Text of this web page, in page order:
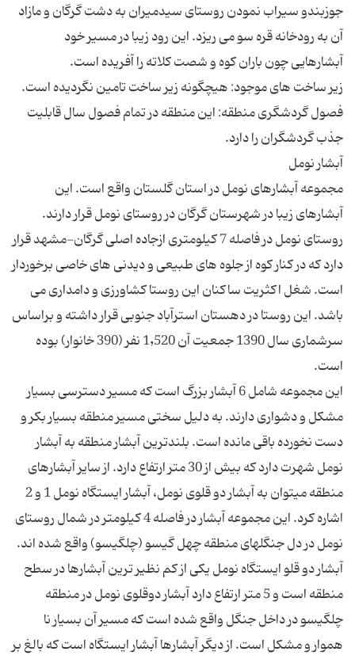
جوزبندو سیراب نمودن روستای سیدمیران به دشت گرگان و مازاد
آن به رودخانه قره سو می ریزد. این رود زیبا در مسیر خود
فصول گردشگری منطقه: این منطقه در تمام فصول سال قابلیت
مجموعه آبشارهای نومل در استان گلستان واقع است. این
آبشارهای زیبا در شهرستان گرگان در روستای نومل قرار دارند.
روستای نومل در فاصله 7 كیلومتری ازجاده اصلی گرگان-مشهد قرار
دارد كه در كنار كوه از جلوه های طبیعی و دیدنی های خاصی برخوردار
است. شغل اكثریت ساكنان این روستا كشاورزی و دامداری می
باشد. این روستا در دهستان استرآباد جنوبی قرار داشته و براساس
سرشماری سال 1390 جمعیت آن 1٬520 نفر (390 خانوار) بوده
این مجموعه شامل 6 آبشار بزرگ است که مسیر دسترسی بسیار
مشکل و دشواری دارند. به دلیل سختی مسیر منطقه بسیار بکر و
دست نخورده باقی مانده است. بلندترین آبشار منطقه به آبشار
نومل شهرت دارد که بیش از 30 متر ارتفاع دارد. از سایر آبشارهای
منطقه میتوان به آبشار دو قلوی نومل، آبشار ایستگاه نومل 1 و 2
اشاره کرد. این مجموعه آبشار در فاصله 4 کیلومتر در شمال روستای
نومل در دل جنگلهای منطقه چهل گیسو (چلگیسو) واقع شده اند.
آبشار دو قلو ایستگاه نومل یکی از کم نظیر ترین آبشارها در سطح
منطقه است و 5 متر ارتفاع دارد آبشار دوقلوی نومل در منطقه
چلگیسو در داخل جنگل واقع شده است که مسیر آن بسیار نا
هموار و مشکل است. از دیگر آبشارها آبشار ایستگاه است که بالغ بر